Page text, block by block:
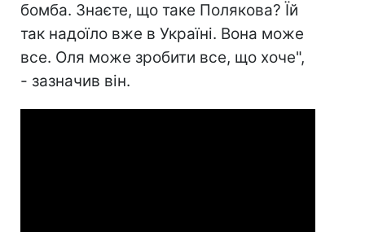
бомба. Знаєте, що таке Полякова? Їй
так надоїло вже в Україні. Вона може
все. Оля може зробити все, що хоче",
- зазначив він.